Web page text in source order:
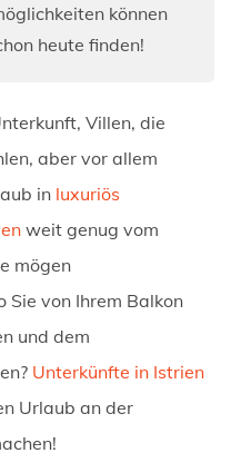
können
heute finden!
Villen, die
aber vor allem
in luxuriös
weit genug vom
mögen
von Ihrem Balkon
und dem
Unterkünfte in Istrien
Urlaub an der